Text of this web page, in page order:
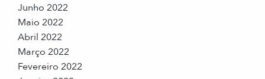
Junho 2022
Maio 2022
Abril 2022
Março 2022
Fevereiro 2022